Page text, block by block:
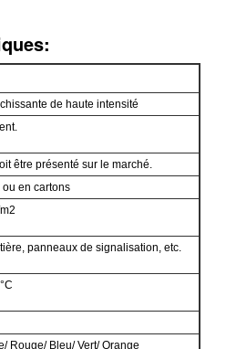
de haute intensité
être présenté sur le marché.
en cartons
panneaux de signalisation, etc.
Rouge/ Bleu/ Vert/ Orange